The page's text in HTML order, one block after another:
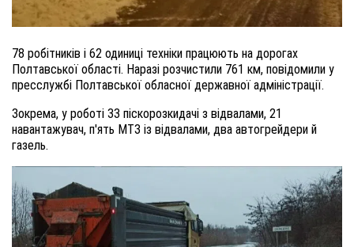
78 робітників і 62 одиниці техніки працюють на дорогах
Полтавської області. Наразі розчистили 761 км, повідомили у
пресслужбі Полтавської обласної державної адміністрації.
Зокрема, у роботі 33 піскорозкидачі з відвалами, 21
навантажувач, п'ять МТЗ із відвалами, два автогрейдери й
газель.